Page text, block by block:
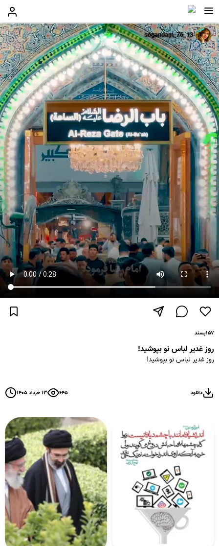
sogandam_76_13
۱۵۷پسند
روز غدیر لباس نو بپوشید!
روز غدیر لباس نو بپوشید!
دانلود ۶۴۵ ۱۳ خرداد ۱۴۰۵